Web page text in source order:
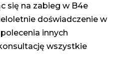
się na zabieg w B4e
doświadczenie w
innych
wszystkie